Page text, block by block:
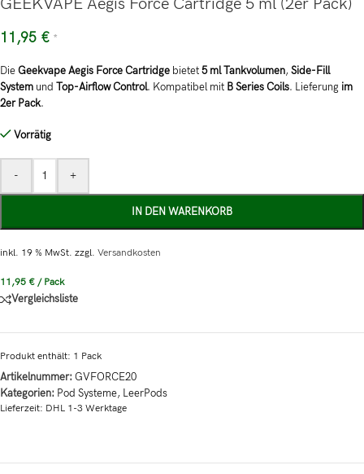
GEEKVAPE Aegis Force Cartridge 5 ml (2er Pack)
11,95 € *
DieGeekvape Aegis Force Cartridge bietet5 ml Tankvolumen,Side-Fill
System und Top-Airflow Control. Kompatibel mit B Series Coils. Lieferung im
2er Pack.
Vorrätig
- +
IN DEN WARENKORB
inkl. 19 % MwSt. zzgl. Versandkosten
11,95 € / Pack
Vergleichsliste
Produkt enthält: 1 Pack
Artikelnummer: GVFORCE20
Kategorien: Pod Systeme, LeerPods
Lieferzeit: DHL 1-3 Werktage